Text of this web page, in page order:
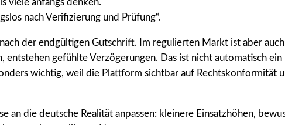
viele anfangs denken.
nach Verifizierung und Prüfung“.
der endgültigen Gutschrift. Im regulierten Markt ist aber
gefühlte Verzögerungen. Das ist nicht automatisch
wichtig, weil die Plattform sichtbar auf Rechtskonformität
die deutsche Realität anpassen: kleinere Einsatzhöhen,